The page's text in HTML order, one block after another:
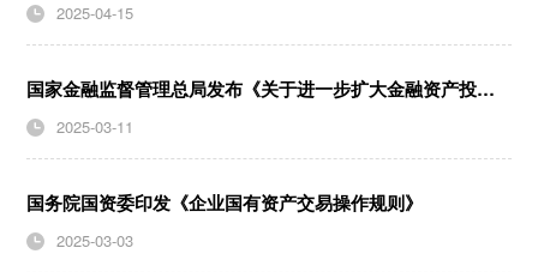
2025-04-15
国家金融监督管理总局发布《关于进一步扩大金融资产投资公司股权投资试点的通知》
2025-03-11
国务院国资委印发《企业国有资产交易操作规则》
2025-03-03